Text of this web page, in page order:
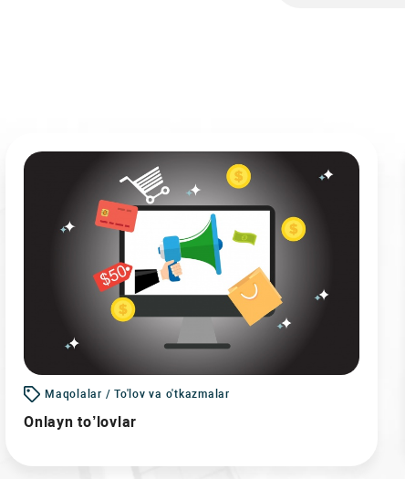
Maqolalar / To'lov va o'tkazmalar
Onlayn to’lovlar